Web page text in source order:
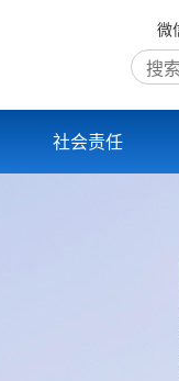
微
社会责任